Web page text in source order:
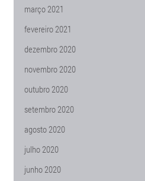
março 2021
fevereiro 2021
dezembro 2020
novembro 2020
outubro 2020
setembro 2020
agosto 2020
julho 2020
junho 2020